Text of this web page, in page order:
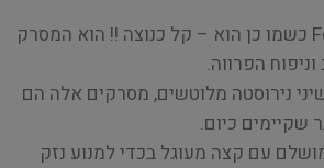
מסרק ה Featherlight כשמו כן הוא – קל כנוצה !! הוא המסרק
הפרווה.
נירוסטה מלוטשים, מסרקים אלה הם
שקיימים כיום.
עם קצה מעוגל בכדי למנוע נזק